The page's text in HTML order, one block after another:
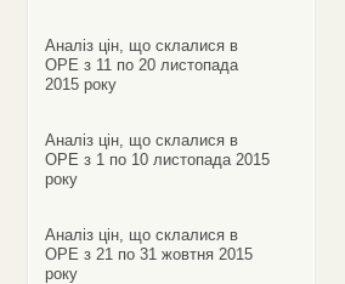
Аналіз цін, що склалися в
ОРЕ з 11 по 20 листопада
2015 року
Аналіз цін, що склалися в
ОРЕ з 1 по 10 листопада 2015
року
Аналіз цін, що склалися в
ОРЕ з 21 по 31 жовтня 2015
року